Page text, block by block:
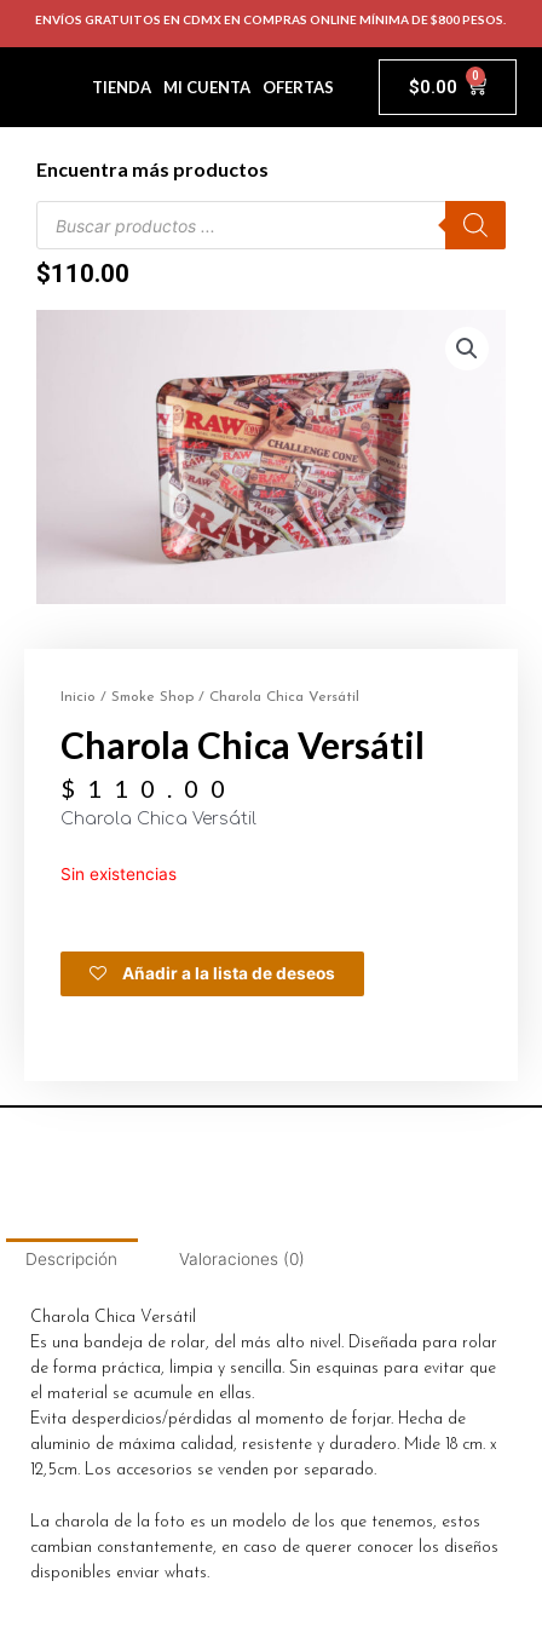
ENVÍOS GRATUITOS EN CDMX EN COMPRAS ONLINE MÍNIMA DE $800 PESOS.
TIENDA MI CUENTA OFERTAS $0.00 0
Encuentra más productos
$110.00
Inicio / Smoke Shop / Charola Chica Versátil
Charola Chica Versátil
$ 110.00
Charola Chica Versátil
Sin existencias
Añadir a la lista de deseos
Descripción Valoraciones (0)
Charola Chica Versátil
Es una bandeja de rolar, del más alto nivel. Diseñada para rolar
de forma práctica, limpia y sencilla. Sin esquinas para evitar que
el material se acumule en ellas.
Evita desperdicios/pérdidas al momento de forjar. Hecha de
aluminio de máxima calidad, resistente y duradero. Mide 18 cm. x
12,5cm. Los accesorios se venden por separado.
La charola de la foto es un modelo de los que tenemos, estos
cambian constantemente, en caso de querer conocer los diseños
disponibles enviar whats.